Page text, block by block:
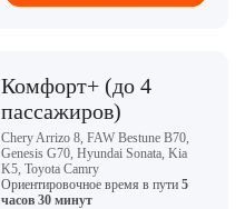
Комфорт+ (до 4
пассажиров)
Chery Arrizo 8, FAW Bestune B70,
Genesis G70, Hyundai Sonata, Kia
K5, Toyota Camry
Ориентировочное время в пути 5
часов 30 минут